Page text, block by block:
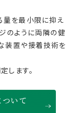
量を最小限に抑え
のように両隣の健
装置や接着技術を
します。
いて